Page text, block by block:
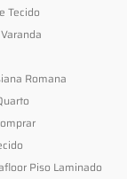
Tecido
Romana
Piso Laminado